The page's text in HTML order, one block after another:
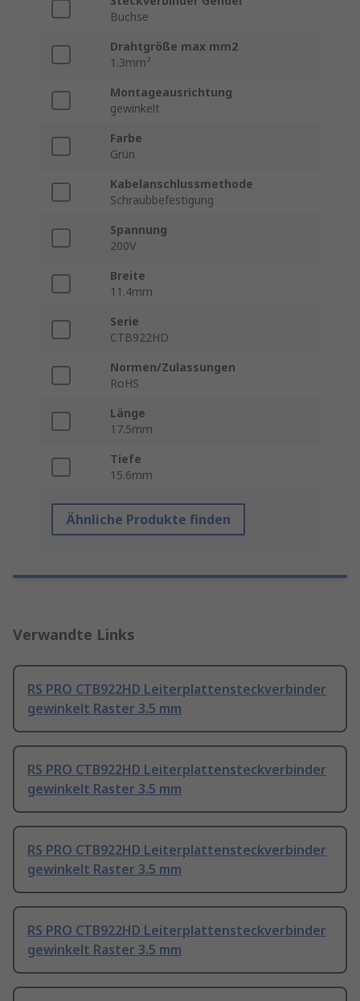
Buchse
Drahtgröße max mm2
1.3mm²
Montageausrichtung
gewinkelt
Farbe
Grün
Kabelanschlussmethode
Schraubbefestigung
Spannung
200V
Breite
11.4mm
Serie
CTB922HD
Normen/Zulassungen
RoHS
Länge
17.5mm
Tiefe
15.6mm
Ähnliche Produkte finden
Verwandte Links
RS PRO CTB922HD Leiterplattensteckverbinder
gewinkelt Raster 3.5 mm
RS PRO CTB922HD Leiterplattensteckverbinder
gewinkelt Raster 3.5 mm
RS PRO CTB922HD Leiterplattensteckverbinder
gewinkelt Raster 3.5 mm
RS PRO CTB922HD Leiterplattensteckverbinder
gewinkelt Raster 3.5 mm